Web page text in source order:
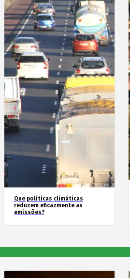
Que políticas climáticas
reduzem eficazmente as
emissões?